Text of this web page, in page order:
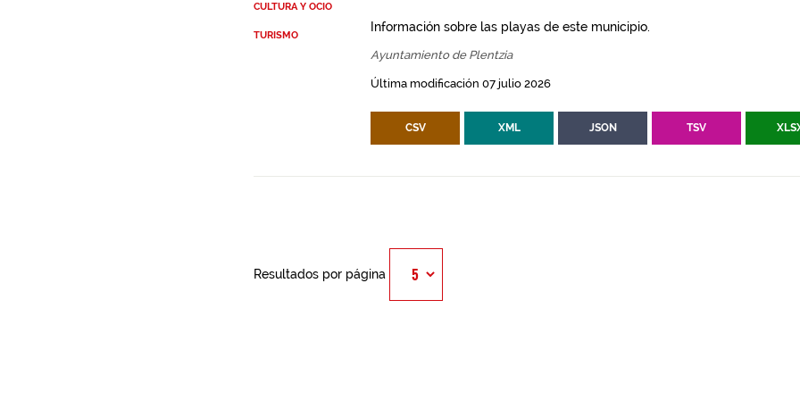
CULTURA Y OCIO
TURISMO
Información sobre las playas de este municipio.
Ayuntamiento de Plentzia
Última modificación 07 julio 2026
CSV XML JSON TSV
Resultados por página